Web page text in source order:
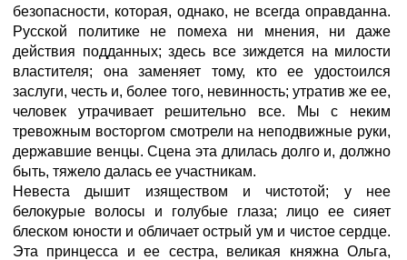
безопасности, которая, однако, не всегда оправданна.
Русской политике не помеха ни мнения, ни даже
действия подданных; здесь все зиждется на милости
властителя; она заменяет тому, кто ее удостоился
заслуги, честь и, более того, невинность; утратив же ее,
человек утрачивает решительно все. Мы с неким
тревожным восторгом смотрели на неподвижные руки,
державшие венцы. Сцена эта длилась долго и, должно
быть, тяжело далась ее участникам.
Невеста дышит изяществом и чистотой; у нее
белокурые волосы и голубые глаза; лицо ее сияет
блеском юности и обличает острый ум и чистое сердце.
Эта принцесса и ее сестра, великая княжна Ольга,